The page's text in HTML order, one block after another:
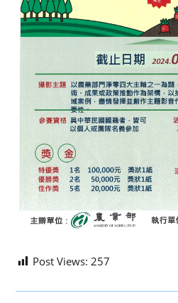
Post Views: 257